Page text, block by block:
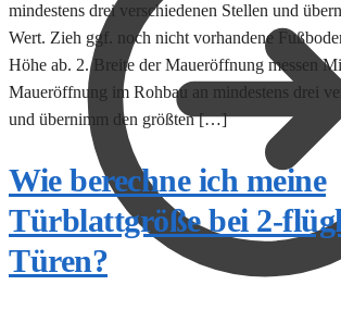
mindestens drei verschiedenen Stellen und
Wert. Zieh ggf. noch nicht vorhandene
Höhe ab. 2. Breite der Maueröffnung messen
Maueröffnung im Rohbau an mindestens drei
und übernimm den größten […]
Wie berechne ich meine
Türblattgröße bei 2-
Türen?